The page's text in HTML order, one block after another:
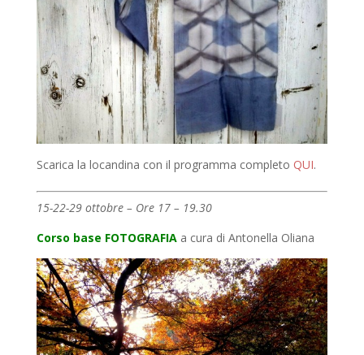
Scarica la locandina con il programma completo QUI.
15-22-29 ottobre – Ore 17 – 19.30
Corso base FOTOGRAFIA a cura di Antonella Oliana